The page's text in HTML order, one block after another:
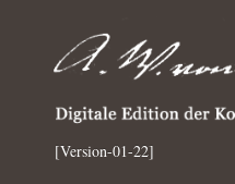
[Version-01-22]